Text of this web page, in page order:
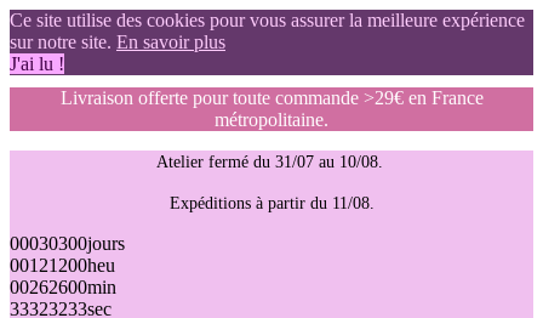
Ce site utilise des cookies pour vous assurer la meilleure expérience
sur notre site. En savoir plus
J'ai lu !
Livraison offerte pour toute commande >29€ en France
métropolitaine.
Atelier fermé du 31/07 au 10/08.
Expéditions à partir du 11/08.
00030300jours
00121200heu
00262600min
32313132sec